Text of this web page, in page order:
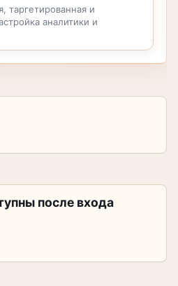
таргетированная и
аналитики и
после входа